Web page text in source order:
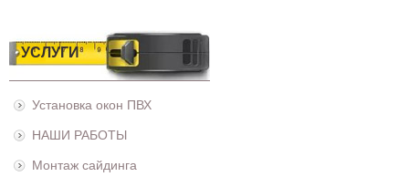
УСЛУГИ
Установка окон ПВХ
НАШИ РАБОТЫ
Монтаж сайдинга